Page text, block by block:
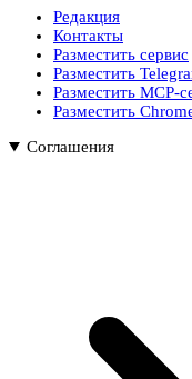
Редакция
Контакты
Разместить сервис
Разместить
Разместить MCP-
Разместить
Соглашения